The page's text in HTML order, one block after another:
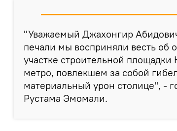
"Уважаемый Джахонгир
печали мы восприняли весть об
участке строительной
метро, повлекшем за собой
материальный урон столице", -
Рустама Эмомали.